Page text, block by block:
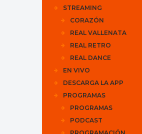
STREAMING
CORAZÓN
REAL VALLENATA
REAL RETRO
REAL DANCE
EN VIVO
DESCARGA LA APP
PROGRAMAS
PROGRAMAS
PODCAST